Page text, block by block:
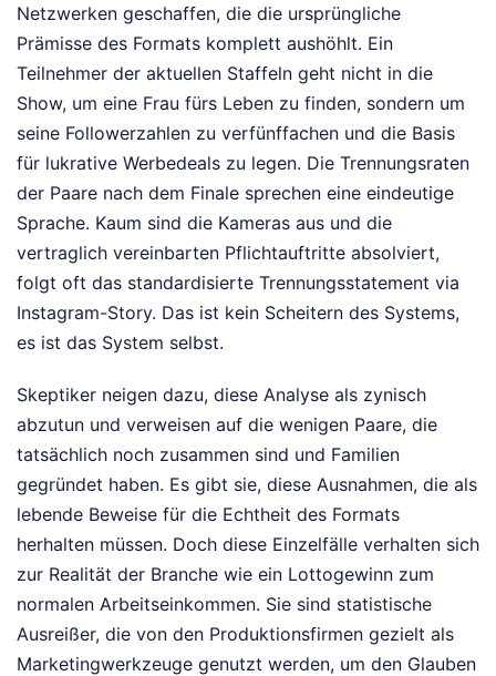
Netzwerken geschaffen, die die ursprüngliche
Prämisse des Formats komplett aushöhlt. Ein
Teilnehmer der aktuellen Staffeln geht nicht in die
Show, um eine Frau fürs Leben zu finden, sondern um
seine Followerzahlen zu verfünffachen und die Basis
für lukrative Werbedeals zu legen. Die Trennungsraten
der Paare nach dem Finale sprechen eine eindeutige
Sprache. Kaum sind die Kameras aus und die
vertraglich vereinbarten Pflichtauftritte absolviert,
folgt oft das standardisierte Trennungsstatement via
Instagram-Story. Das ist kein Scheitern des Systems,
es ist das System selbst.
Skeptiker neigen dazu, diese Analyse als zynisch
abzutun und verweisen auf die wenigen Paare, die
tatsächlich noch zusammen sind und Familien
gegründet haben. Es gibt sie, diese Ausnahmen, die als
lebende Beweise für die Echtheit des Formats
herhalten müssen. Doch diese Einzelfälle verhalten sich
zur Realität der Branche wie ein Lottogewinn zum
normalen Arbeitseinkommen. Sie sind statistische
Ausreißer, die von den Produktionsfirmen gezielt als
Marketingwerkzeuge genutzt werden, um den Glauben